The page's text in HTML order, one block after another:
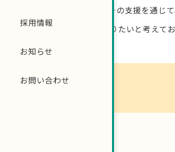
採用情報
お知らせ
お問い合わせ
す。そして、その支援を通
歩む存在でありたいと考えてお